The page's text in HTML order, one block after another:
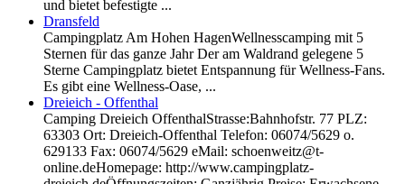
und bietet befestigte ...
Dransfeld
Campingplatz Am Hohen HagenWellnesscamping mit 5
Sternen für das ganze Jahr Der am Waldrand gelegene 5
Sterne Campingplatz bietet Entspannung für Wellness-Fans.
Es gibt eine Wellness-Oase, ...
Dreieich - Offenthal
Camping Dreieich OffenthalStrasse:Bahnhofstr. 77 PLZ:
63303 Ort: Dreieich-Offenthal Telefon: 06074/5629 o.
629133 Fax: 06074/5629 eMail: schoenweitz@t-
online.deHomepage: http://www.campingplatz-